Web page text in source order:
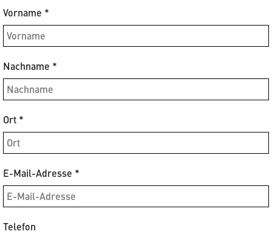
Vorname *
Nachname *
Ort *
E-Mail-Adresse *
Telefon